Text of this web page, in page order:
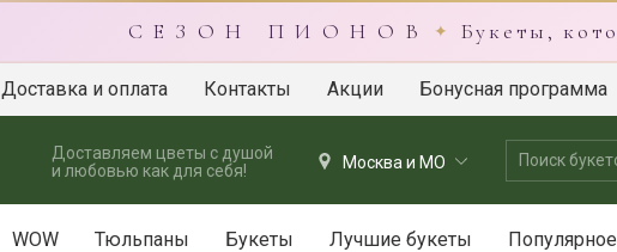
С Е З О Н П И О Н О В ✦ Букеты,
Доставка и оплата Контакты Акции Бонусная программа
Доставляем цветы с душой
и любовью как для себя!
Москва и МО
WOW Тюльпаны Букеты Лучшие букеты Популярное